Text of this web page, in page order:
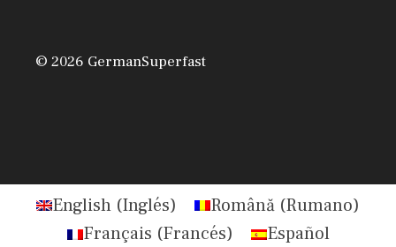
© 2026 GermanSuperfast
English (Inglés) Română (Rumano)
Français (Francés)
Español